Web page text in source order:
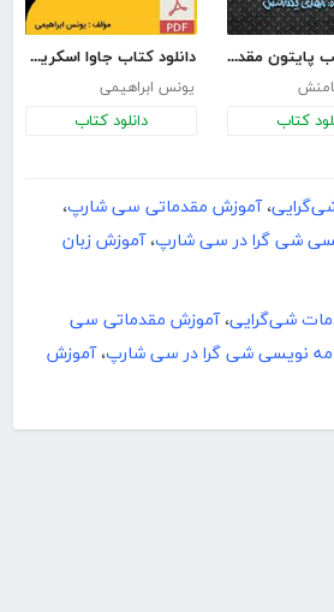
دانلود کتاب پایتون مقدماتی
کتاب
دانلود کتاب جاوا اسکریپت به زبان ساده
یونس ابراهیمی
دانلود کتاب
،آموزش مقدماتی سی شارپ،
شی گرا در سی شارپ،آموزش زبان
شی‌گرایی،آموزش مقدماتی سی
نویسی شی گرا در سی شارپ،آموزش